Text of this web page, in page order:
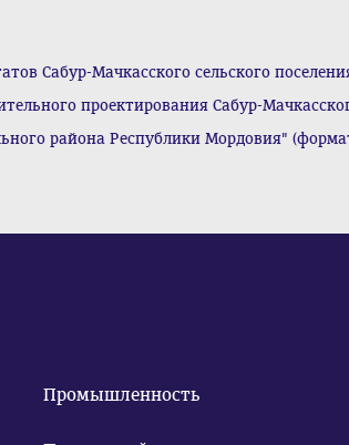
Сабур-Мачкасского сельского
проектирования Сабур-
района Республики Мордовия"
Промышленность